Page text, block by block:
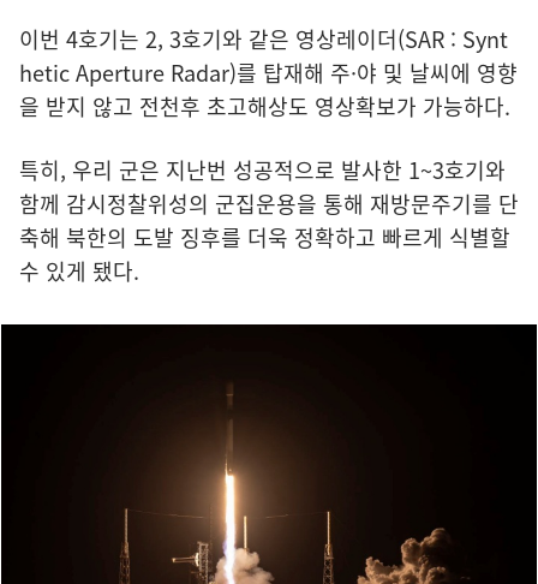
이번 4호기는 2, 3호기와 같은 영상레이더(SAR : Synt
hetic Aperture Radar)를 탑재해 주·야 및 날씨에 영향
을 받지 않고 전천후 초고해상도 영상확보가 가능하다.
특히, 우리 군은 지난번 성공적으로 발사한 1~3호기와
함께 감시정찰위성의 군집운용을 통해 재방문주기를 단
축해 북한의 도발 징후를 더욱 정확하고 빠르게 식별할
수 있게 됐다.